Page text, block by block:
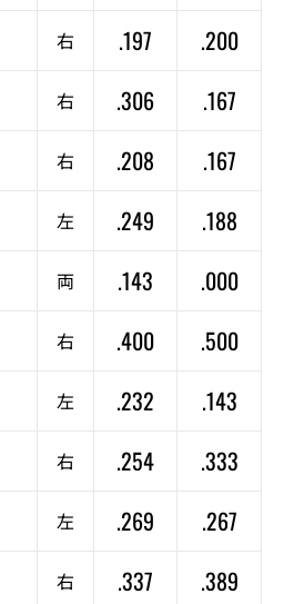
右 .197 .200
右 .306 .167
右 .208 .167
左 .249 .188
両 .143 .000
右 .400 .500
左 .232 .143
右 .254 .333
左 .269 .267
右 .337 .389